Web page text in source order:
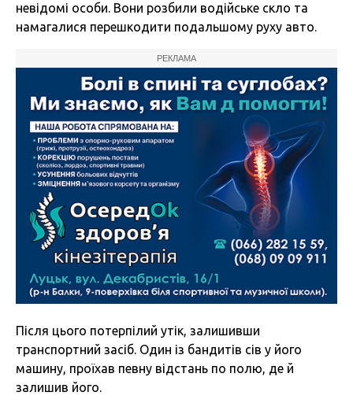
невідомі особи. Вони розбили водійське скло та
намагалися перешкодити подальшому руху авто.
РЕКЛАМА
Після цього потерпілий утік, залишивши
транспортний засіб. Один із бандитів сів у його
машину, проїхав певну відстань по полю, де й
залишив його.